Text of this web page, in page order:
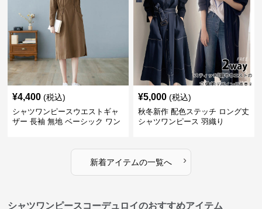
¥4,400 (税込)
シャツワンピースウエストギャ
ザー 長袖 無地 ベーシック ワン
¥5,000 (税込)
秋冬新作 配色ステッチ ロング丈
シャツワンピース 羽織り
新着アイテムの一覧へ ›
シャツワンピースコーデュロイのおすすめアイテム